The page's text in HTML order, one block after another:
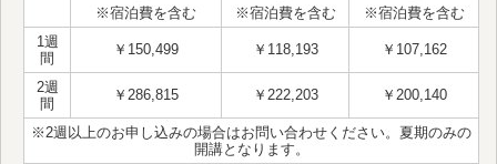
※宿泊費を含む
※宿泊費を含む
※宿泊費を含む
1週
間
￥150,499 ￥118,193 ￥107,162
2週
間
￥286,815 ￥222,203 ￥200,140
※2週以上のお申し込みの場合はお問い合わせください。夏期のみの
開講となります。